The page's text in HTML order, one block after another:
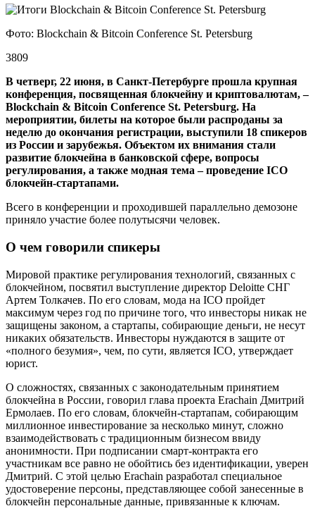
Фото: Blockchain & Bitcoin Conference St. Petersburg
3809
В четверг, 22 июня, в Санкт-Петербурге прошла крупная
конференция, посвященная блокчейну и криптовалютам, –
Blockchain & Bitcoin Conference St. Petersburg. На
мероприятии, билеты на которое были распроданы за
неделю до окончания регистрации, выступили 18 спикеров
из России и зарубежья. Объектом их внимания стали
развитие блокчейна в банковской сфере, вопросы
регулирования, а также модная тема – проведение ICO
блокчейн-стартапами.
Всего в конференции и проходившей параллельно демозоне
приняло участие более полутысячи человек.
О чем говорили спикеры
Мировой практике регулирования технологий, связанных с
блокчейном, посвятил выступление директор Deloitte СНГ
Артем Толкачев. По его словам, мода на ICO пройдет
максимум через год по причине того, что инвесторы никак не
защищены законом, а стартапы, собирающие деньги, не несут
никаких обязательств. Инвесторы нуждаются в защите от
«полного безумия», чем, по сути, является ICO, утверждает
юрист.
О сложностях, связанных с законодательным принятием
блокчейна в России, говорил глава проекта Erachain Дмитрий
Ермолаев. По его словам, блокчейн-стартапам, собирающим
миллионное инвестирование за несколько минут, сложно
взаимодействовать с традиционным бизнесом ввиду
анонимности. При подписании смарт-контракта его
участникам все равно не обойтись без идентификации, уверен
Дмитрий. С этой целью Erachain разработал специальное
удостоверение персоны, представляющее собой занесенные в
блокчейн персональные данные, привязанные к ключам.